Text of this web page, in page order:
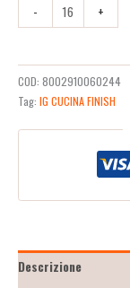
-
+
COD: 8002910060244
Tag: IG CUCINA FINISH
Descrizione